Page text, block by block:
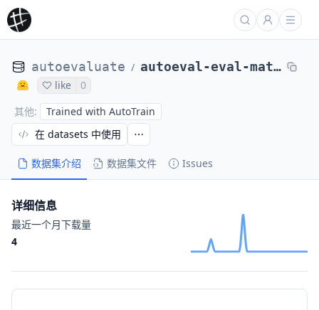
autoevaluate / autoeval-eval-mathemakitten__winobias_antistereotype_test_v5-mathemak-0d489a-2053267101
like
0
其他: Trained with AutoTrain
数据集介绍 数据集文件 Issues
在 datasets 中使用
详细信息
最近一个月下载量
4